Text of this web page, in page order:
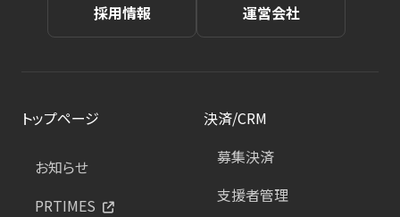
採用情報 運営会社
トップページ
お知らせ
PRTIMES
決済/CRM
募集決済
支援者管理